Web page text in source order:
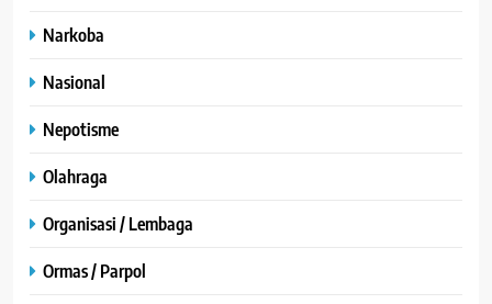
Narkoba
Nasional
Nepotisme
Olahraga
Organisasi / Lembaga
Ormas / Parpol